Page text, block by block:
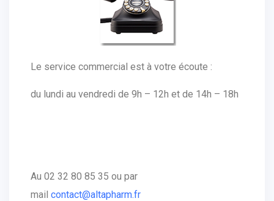
Le service commercial est à votre écoute :
du lundi au vendredi de 9h – 12h et de 14h – 18h
Au 02 32 80 85 35 ou par
mail contact@altapharm.fr